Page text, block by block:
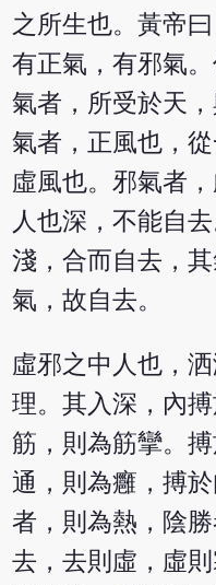
之所生也。黃帝
有正氣，有邪氣
氣者，所受於天
氣者，正風也，
虛風也。邪氣者
人也深，不能自
淺，合而自去，
氣，故自去。
虛邪之中人也，
理。其入深，內
筋，則為筋攣。
通，則為癰，搏
者，則為熱，陰
去，去則虛，虛